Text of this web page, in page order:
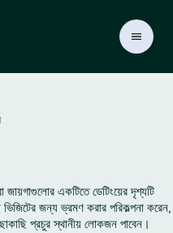
একটিতে ডেটিংয়ের দৃশ্যটি
জন্য ভ্রমণ করার পরিকল্পনা করেন,
প্রচুর স্থানীয় লোকজন পাবেন।